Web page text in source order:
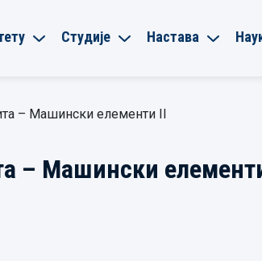
Студије Настава
– Машински елементи II
– Машински